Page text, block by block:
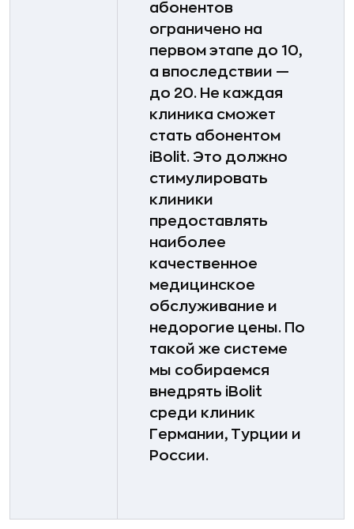
абонентов
ограничено на
первом этапе до 10,
а впоследствии —
до 20. Не каждая
клиника сможет
стать абонентом
iBolit. Это должно
стимулировать
клиники
предоставлять
наиболее
качественное
медицинское
обслуживание и
недорогие цены. По
такой же системе
мы собираемся
внедрять iBolit
среди клиник
Германии, Турции и
России.